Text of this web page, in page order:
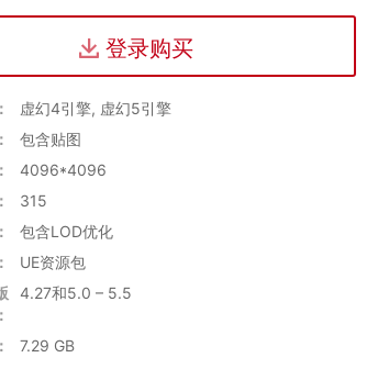
（需降面数优化） ★★☆☆☆
登录购买
虚幻4引擎, 虚幻5引擎
包含贴图
4096*4096
315
包含LOD优化
UE资源包
4.27和5.0 – 5.5
7.29 GB